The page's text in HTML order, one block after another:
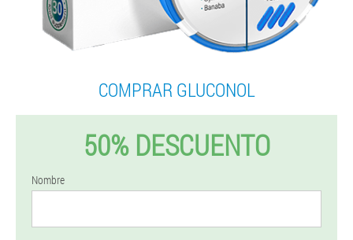
COMPRAR GLUCONOL
50% DESCUENTO
Nombre